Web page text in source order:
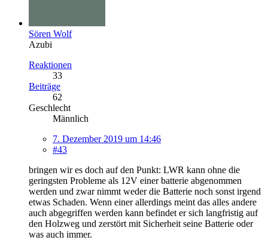
Sören Wolf
Azubi
Reaktionen
33
Beiträge
62
Geschlecht
Männlich
7. Dezember 2019 um 14:46
#43
bringen wir es doch auf den Punkt: LWR kann ohne die
geringsten Probleme als 12V einer batterie abgenommen
werden und zwar nimmt weder die Batterie noch sonst irgend
etwas Schaden. Wenn einer allerdings meint das alles andere
auch abgegriffen werden kann befindet er sich langfristig auf
den Holzweg und zerstört mit Sicherheit seine Batterie oder
was auch immer.